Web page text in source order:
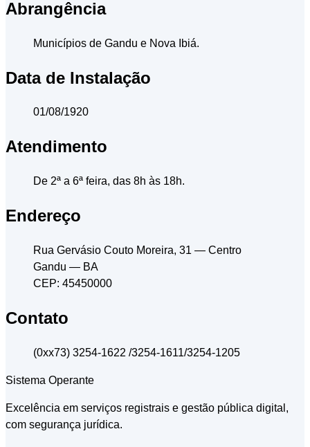
Abrangência
Municípios de Gandu e Nova Ibiá.
Data de Instalação
01/08/1920
Atendimento
De 2ª a 6ª feira, das 8h às 18h.
Endereço
Rua Gervásio Couto Moreira, 31 — Centro
Gandu — BA
CEP: 45450000
Contato
(0xx73) 3254-1622 /3254-1611/3254-1205
Sistema Operante
Excelência em serviços registrais e gestão pública digital,
com segurança jurídica.